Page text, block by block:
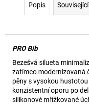
Popis
PRO Bib
Bezešvá silueta
zatímco modernizovaná
pěny s vysokou
konzistentní oporu po
silikonové mřížkované